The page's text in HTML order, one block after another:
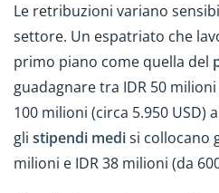
Le retribuzioni variano
settore. Un espatriato che
primo piano come quella del
guadagnare tra IDR 50 milioni
100 milioni (circa 5.950 USD)
gli stipendi medisi collocano
milioni e IDR 38 milioni (da